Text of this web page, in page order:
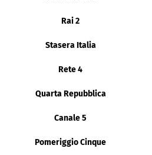
Rai 2
Stasera Italia
Rete 4
Quarta Repubblica
Canale 5
Pomeriggio Cinque